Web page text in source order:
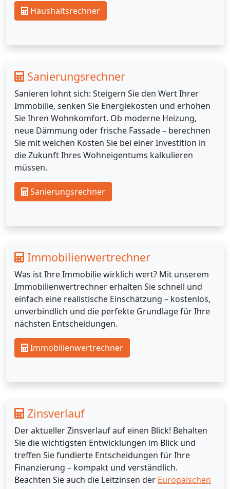
Haushaltsrechner
Sanierungsrechner
Sanieren lohnt sich: Steigern Sie den Wert Ihrer
Immobilie, senken Sie Energiekosten und erhöhen
Sie Ihren Wohnkomfort. Ob moderne Heizung,
neue Dämmung oder frische Fassade – berechnen
Sie mit welchen Kosten Sie bei einer Investition in
die Zukunft Ihres Wohneigentums kalkulieren
müssen.
Sanierungsrechner
Immobilienwertrechner
Was ist Ihre Immobilie wirklich wert? Mit unserem
Immobilienwertrechner erhalten Sie schnell und
einfach eine realistische Einschätzung – kostenlos,
unverbindlich und die perfekte Grundlage für Ihre
nächsten Entscheidungen.
Immobilienwertrechner
Zinsverlauf
Der aktueller Zinsverlauf auf einen Blick! Behalten
Sie die wichtigsten Entwicklungen im Blick und
treffen Sie fundierte Entscheidungen für Ihre
Finanzierung – kompakt und verständlich.
Beachten Sie auch die Leitzinsen der Europäischen